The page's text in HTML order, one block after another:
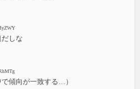
しな
傾向が一致する…）